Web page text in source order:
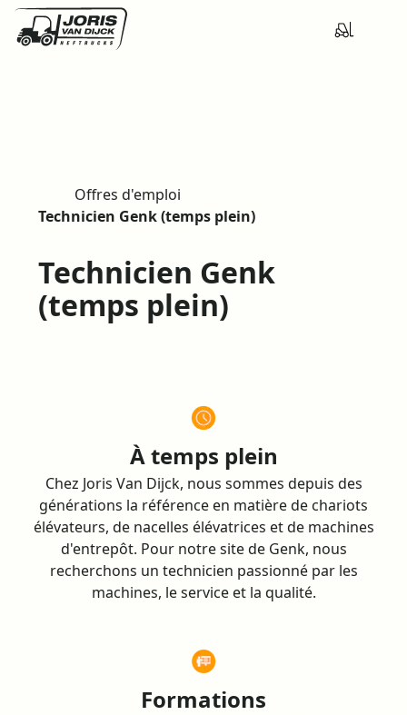
o
e
Offres d'emploi
Technicien Genk (temps plein)
Technicien Genk
(temps plein)
À temps plein
Chez Joris Van Dijck, nous sommes depuis des
générations la référence en matière de chariots
élévateurs, de nacelles élévatrices et de machines
d'entrepôt. Pour notre site de Genk, nous
recherchons un technicien passionné par les
machines, le service et la qualité.
Formations